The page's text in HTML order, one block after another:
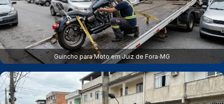
Guincho para Moto em Juiz de Fora‑MG